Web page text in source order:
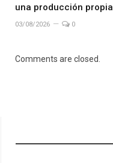
una producción propia
03/08/2026 0
Comments are closed.